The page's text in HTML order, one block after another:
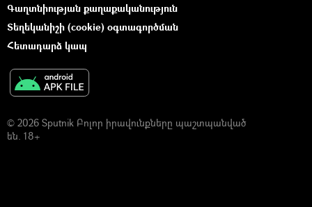
Գաղտնիության քաղաքականություն
Տեղեկանիշի (cookie) օգտագործման
Հետադարձ կապ
© 2026 Sputnik Բոլոր իրավունքները պաշտպանված
են. 18+